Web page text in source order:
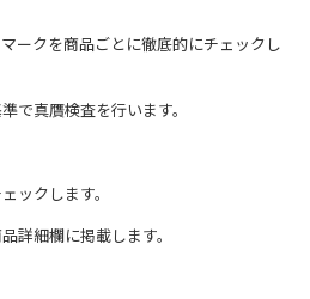
ークを商品ごとに徹底的にチェックし
で真贋検査を行います。
ックします。
詳細欄に掲載します。